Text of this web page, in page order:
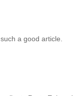
a good article.